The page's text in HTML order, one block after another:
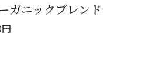
ガニックブレンド
円